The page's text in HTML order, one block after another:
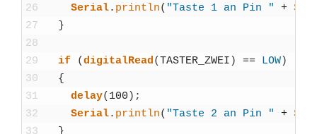
26
27
28
29
30
31
32
33
Seri­al. println( "Tas­te 1 an Pin " +
}
if (digi­tal­Read(TASTER_ZWEI ) == LOW)
{
delay( 100 ) ;
Seri­al. println( "Tas­te 2 an Pin " +
}